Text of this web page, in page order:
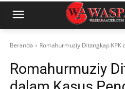
Beranda Romahurmuziy Ditangkap KPK
Romahurmuziy